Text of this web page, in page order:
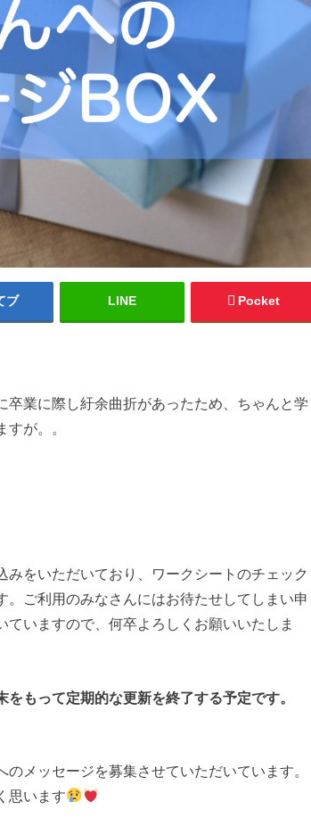
ブ LINE Pocket
業に際し紆余曲折があったため、ちゃんと学
が。。
をいただいており、ワークシートのチェック
ご利用のみなさんにはお待たせしてしまい申
いますので、何卒よろしくお願いいたしま
をもって定期的な更新を終了する予定です。
メッセージを募集させていただいています。
思います